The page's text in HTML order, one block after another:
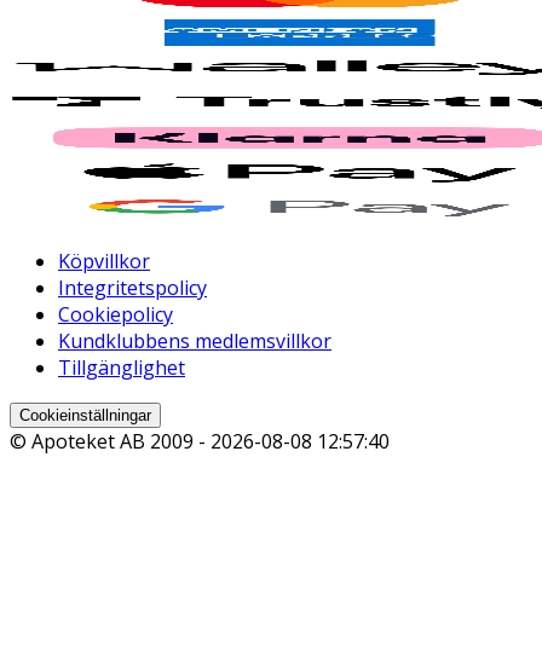
Köpvillkor
Integritetspolicy
Cookiepolicy
Kundklubbens medlemsvillkor
Tillgänglighet
Cookieinställningar
© Apoteket AB 2009 - 2026-08-08 12:57:40